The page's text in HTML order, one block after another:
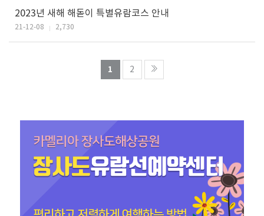
2023년 새해 해돋이 특별유람코스 안내
21-12-08 2,730
열린1 페이지
2 페이지